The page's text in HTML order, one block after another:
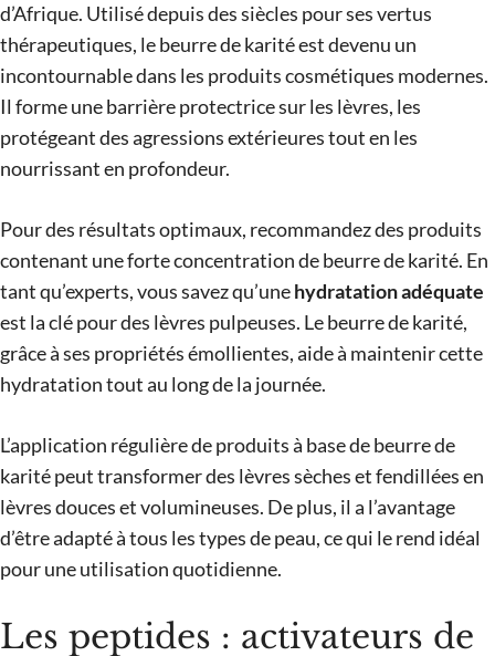
d’Afrique. Utilisé depuis des siècles pour ses vertus
thérapeutiques, le beurre de karité est devenu un
incontournable dans les produits cosmétiques modernes.
Il forme une barrière protectrice sur les lèvres, les
protégeant des agressions extérieures tout en les
nourrissant en profondeur.
Pour des résultats optimaux, recommandez des produits
contenant une forte concentration de beurre de karité. En
tant qu’experts, vous savez qu’unehydratation adéquate
est la clé pour des lèvres pulpeuses. Le beurre de karité,
grâce à ses propriétés émollientes, aide à maintenir cette
hydratation tout au long de la journée.
L’application régulière de produits à base de beurre de
karité peut transformer des lèvres sèches et fendillées en
lèvres douces et volumineuses. De plus, il a l’avantage
d’être adapté à tous les types de peau, ce qui le rend idéal
pour une utilisation quotidienne.
Les peptides : activateurs de